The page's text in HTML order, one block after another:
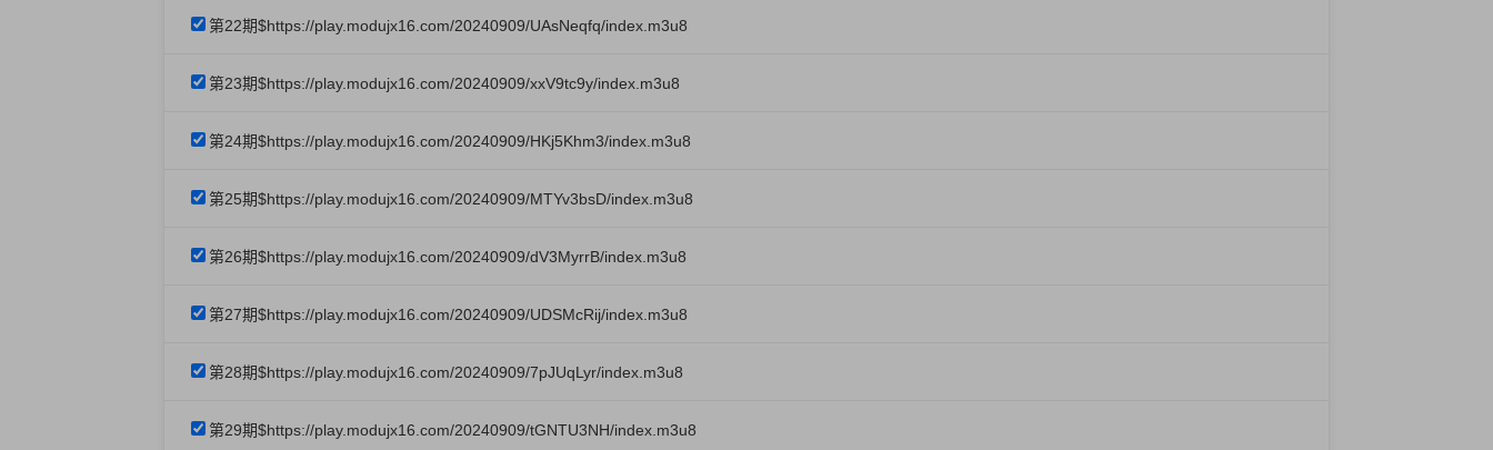
第22期$https://play.modujx16.com/20240909/UAsNeqfq/index.m3u8
第23期$https://play.modujx16.com/20240909/xxV9tc9y/index.m3u8
第24期$https://play.modujx16.com/20240909/HKj5Khm3/index.m3u8
第25期$https://play.modujx16.com/20240909/MTYv3bsD/index.m3u8
第26期$https://play.modujx16.com/20240909/dV3MyrrB/index.m3u8
第27期$https://play.modujx16.com/20240909/UDSMcRij/index.m3u8
第28期$https://play.modujx16.com/20240909/7pJUqLyr/index.m3u8
第29期$https://play.modujx16.com/20240909/tGNTU3NH/index.m3u8